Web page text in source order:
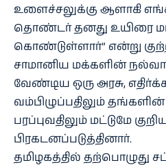
உளைச்சலுக்கு ஆளாகி
தொண்டர் தனது உயிரை
கொண்டுள்ளார்” என்று
சாமானிய மக்களின்
வேண்டிய ஒரு அரசு,
வம்பிழுப்பதிலும்
பரப்புவதிலும் மட்டுமே
பிரகடனப்படுத்தினார்.
தமிழகத்தில் தற்பொழுது